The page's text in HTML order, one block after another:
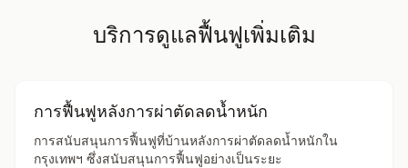
บริการดูแลฟื้นฟูเพิ่มเติม
การฟื้นฟูหลังการผ่าตัดลดน้ำหนัก
การสนับสนุนการฟื้นฟูที่บ้านหลังการผ่าตัดลดน้ำหนักใน
กรุงเทพฯ ซึ่งสนับสนุนการฟื้นฟูอย่างเป็นระยะ